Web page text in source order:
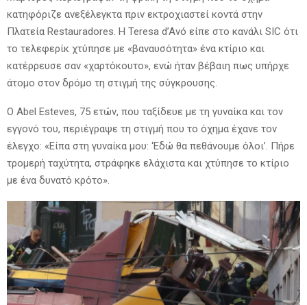
κατηφόριζε ανεξέλεγκτα πριν εκτροχιαστεί κοντά στην
Πλατεία Restauradores. Η Teresa d’Avó είπε στο κανάλι SIC ότι
το τελεφερίκ χτύπησε με «βαναυσότητα» ένα κτίριο και
κατέρρευσε σαν «χαρτόκουτο», ενώ ήταν βέβαιη πως υπήρχε
άτομο στον δρόμο τη στιγμή της σύγκρουσης.
Ο Abel Esteves, 75 ετών, που ταξίδευε με τη γυναίκα και τον
εγγονό του, περιέγραψε τη στιγμή που το όχημα έχανε τον
έλεγχο: «Είπα στη γυναίκα μου: ‘Εδώ θα πεθάνουμε όλοι’. Πήρε
τρομερή ταχύτητα, στράφηκε ελάχιστα και χτύπησε το κτίριο
με ένα δυνατό κρότο».